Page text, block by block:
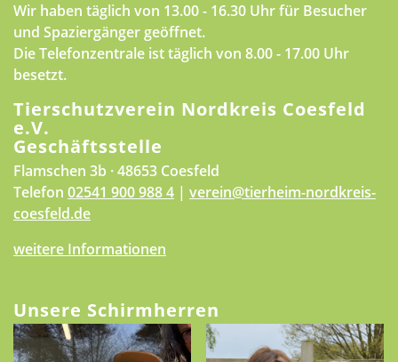
Wir haben täglich von 13.00 - 16.30 Uhr für Besucher
und Spaziergänger geöffnet.
Die Telefonzentrale ist täglich von 8.00 - 17.00 Uhr
besetzt.
Tierschutzverein Nordkreis Coesfeld
e.V.
Geschäftsstelle
Flamschen 3b · 48653 Coesfeld
Telefon 02541 900 988 4 | verein@tierheim-nordkreis-
coesfeld.de
weitere Informationen
Unsere Schirmherren